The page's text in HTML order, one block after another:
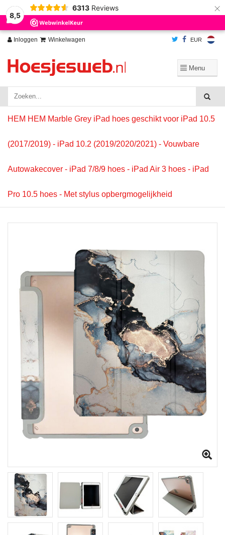
8,5
6313 Reviews ×
Inloggen Winkelwagen EUR
HEM HEM Marble Grey iPad hoes geschikt voor iPad 10.5
(2017/2019) - iPad 10.2 (2019/2020/2021) - Vouwbare
Autowakecover - iPad 7/8/9 hoes - iPad Air 3 hoes - iPad
Pro 10.5 hoes - Met stylus opbergmogelijkheid
Wij slaan cookies op om onze website te verbeteren. Is dat akkoord?
Ja
Nee